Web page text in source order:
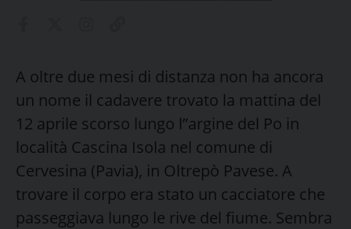
A oltre due mesi di distanza non ha ancora
un nome il cadavere trovato la mattina del
12 aprile scorso lungo l”argine del Po in
località Cascina Isola nel comune di
Cervesina (Pavia), in Oltrepò Pavese. A
trovare il corpo era stato un cacciatore che
passeggiava lungo le rive del fiume. Sembra